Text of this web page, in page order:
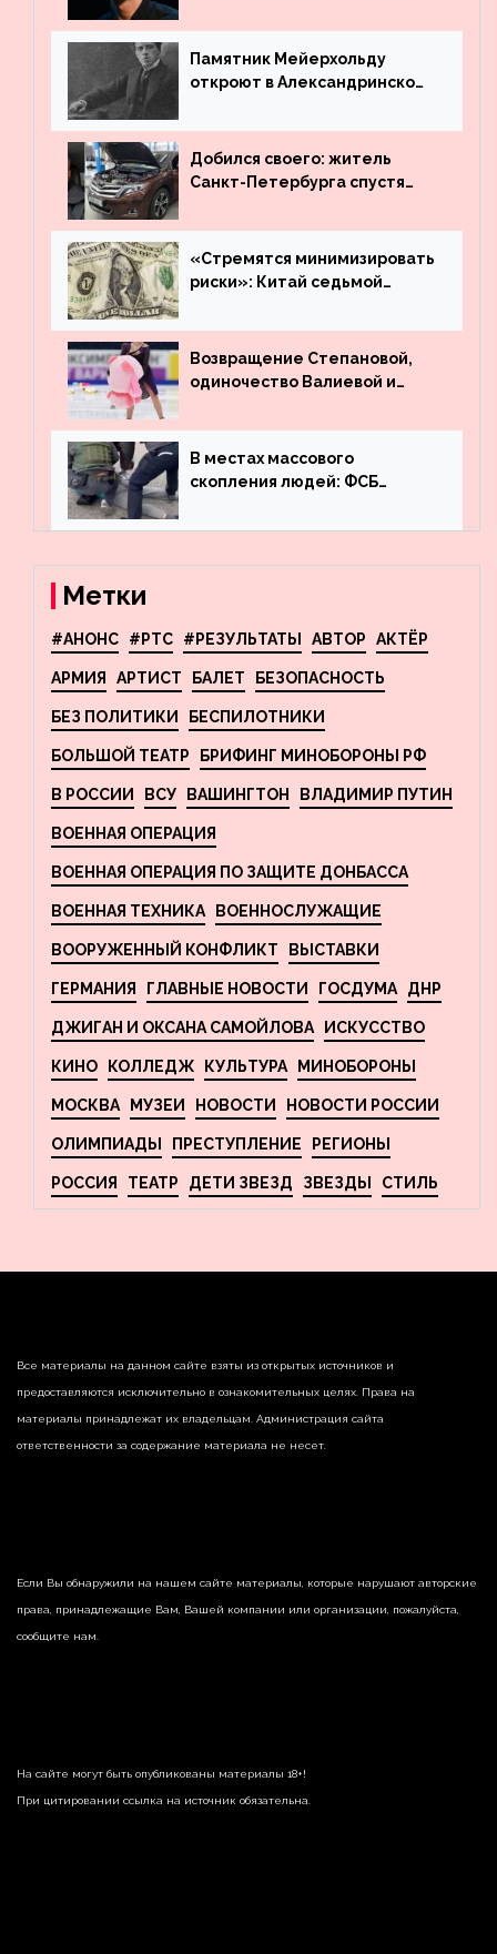
Вахтангова
Памятник Мейерхольду
откроют в Александринском
Добился своего: житель
Санкт-Петербурга спустя
угнанную в Казахстан
машину
«Стремятся минимизировать
риски»: Китай седьмой
деньги из американского
госдолга
Возвращение Степановой,
одиночество Валиевой и
что обсуждают в мире
фигурного катания
В местах массового
скопления людей: ФСБ
террористов, планировавших
Метки
#АНОНС #РТС #РЕЗУЛЬТАТЫ АВТОР АКТЁР
АРМИЯ АРТИСТ БАЛЕТ БЕЗОПАСНОСТЬ
БЕЗ ПОЛИТИКИ БЕСПИЛОТНИКИ
БОЛЬШОЙ ТЕАТР БРИФИНГ МИНОБОРОНЫ РФ
В РОССИИ ВСУ ВАШИНГТОН ВЛАДИМИР ПУТИН
ВОЕННАЯ ОПЕРАЦИЯ
ВОЕННАЯ ОПЕРАЦИЯ ПО ЗАЩИТЕ ДОНБАССА
ВОЕННАЯ ТЕХНИКА ВОЕННОСЛУЖАЩИЕ
ВООРУЖЕННЫЙ КОНФЛИКТ ВЫСТАВКИ
ГЕРМАНИЯ ГЛАВНЫЕ НОВОСТИ ГОСДУМА ДНР
ДЖИГАН И ОКСАНА САМОЙЛОВА ИСКУССТВО
КИНО КОЛЛЕДЖ КУЛЬТУРА МИНОБОРОНЫ
МОСКВА МУЗЕИ НОВОСТИ НОВОСТИ РОССИИ
ОЛИМПИАДЫ ПРЕСТУПЛЕНИЕ РЕГИОНЫ
РОССИЯ ТЕАТР ДЕТИ ЗВЕЗД ЗВЕЗДЫ СТИЛЬ
Все материалы на данном сайте взяты из открытых источников и
предоставляются исключительно в ознакомительных целях. Права на
материалы принадлежат их владельцам. Администрация сайта
ответственности за содержание материала не несет.
Если Вы обнаружили на нашем сайте материалы, которые нарушают авторские
права, принадлежащие Вам, Вашей компании или организации, пожалуйста,
сообщите нам.
На сайте могут быть опубликованы материалы 18+!
При цитировании ссылка на источник обязательна.